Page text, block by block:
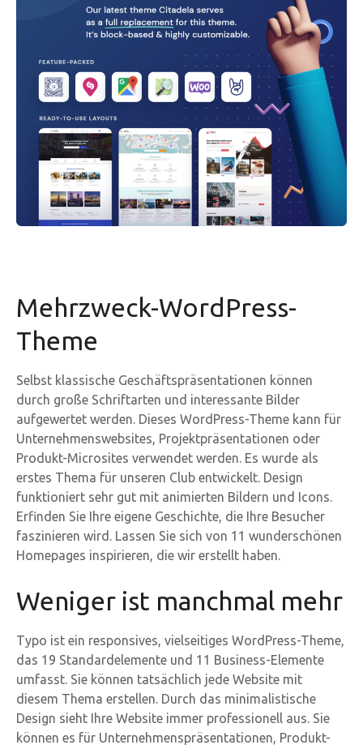
Mehrzweck-WordPress-
Theme
Selbst klassische Geschäftspräsentationen können
durch große Schriftarten und interessante Bilder
aufgewertet werden. Dieses WordPress-Theme kann für
Unternehmenswebsites, Projektpräsentationen oder
Produkt-Microsites verwendet werden. Es wurde als
erstes Thema für unseren Club entwickelt. Design
funktioniert sehr gut mit animierten Bildern und Icons.
Erfinden Sie Ihre eigene Geschichte, die Ihre Besucher
faszinieren wird. Lassen Sie sich von 11 wunderschönen
Homepages inspirieren, die wir erstellt haben.
Weniger ist manchmal mehr
Typo ist ein responsives, vielseitiges WordPress-Theme,
das 19 Standardelemente und 11 Business-Elemente
umfasst. Sie können tatsächlich jede Website mit
diesem Thema erstellen. Durch das minimalistische
Design sieht Ihre Website immer professionell aus. Sie
können es für Unternehmenspräsentationen, Produkt-